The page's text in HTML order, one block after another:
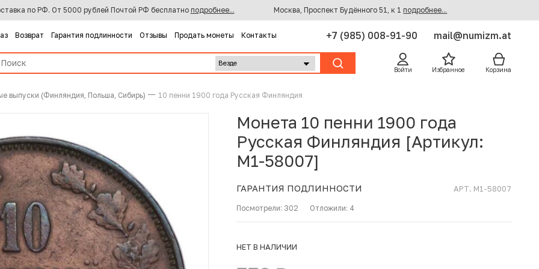
по РФ. От 5000 рублей Почтой РФ бесплатно подробнее... Москва, Проспект Будённого 51, к 1 подробнее...
Возврат Гарантия подлинности Отзывы Продать монеты Контакты +7 (985) 008-91-90 mail@numizm.at
Войти Избранное Корзина
выпуски (Финляндия, Польша, Сибирь) 10 пенни 1900 года Русская Финляндия
Монета 10 пенни 1900 года
Русская Финляндия [Артикул:
M1-58007]
ГАРАНТИЯ ПОДЛИННОСТИ АРТ. M1-58007
Посмотрели: 302 Отложили: 4
НЕТ В НАЛИЧИИ